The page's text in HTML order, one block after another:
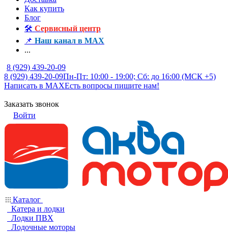
Как купить
Блог
🛠️ Сервисный центр
📌 Наш канал в MAX
...
8 (929) 439-20-09
8 (929) 439-20-09Пн-Пт: 10:00 - 19:00; Сб: до 16:00 (МСК +5)
Написать в MAXЕсть вопросы пишите нам!
Заказать звонок
Войти
Каталог
Катера и лодки
Лодки ПВХ
Лодочные моторы